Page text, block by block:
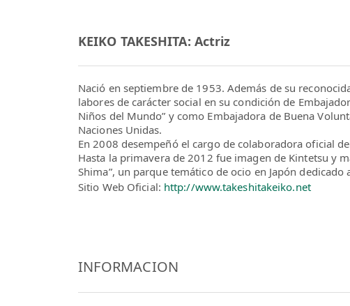
KEIKO TAKESHITA: Actriz
Nació en septiembre de 1953. Además de su
labores de carácter social en su condición de
Niños del Mundo” y como Embajadora de Buena
Naciones Unidas.
En 2008 desempeñó el cargo de colaboradora oficial
Hasta la primavera de 2012 fue imagen de Kintetsu y
Shima”, un parque temático de ocio en Japón dedicado
Sitio Web Oficial: http://www.takeshitakeiko.net
INFORMACION